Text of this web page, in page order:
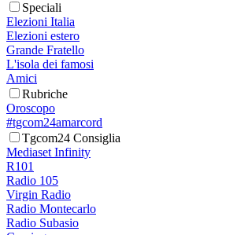
Speciali
Elezioni Italia
Elezioni estero
Grande Fratello
L'isola dei famosi
Amici
Rubriche
Oroscopo
#tgcom24amarcord
Tgcom24 Consiglia
Mediaset Infinity
R101
Radio 105
Virgin Radio
Radio Montecarlo
Radio Subasio